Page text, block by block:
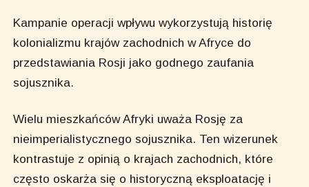
Kampanie operacji wpływu wykorzystują historię
kolonializmu krajów zachodnich w Afryce do
przedstawiania Rosji jako godnego zaufania
sojusznika.
Wielu mieszkańców Afryki uważa Rosję za
nieimperialistycznego sojusznika. Ten wizerunek
kontrastuje z opinią o krajach zachodnich, które
często oskarża się o historyczną eksploatację i